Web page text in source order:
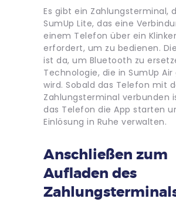
Es gibt ein Zahlungsterminal,
SumUp Lite, das eine
einem Telefon über ein
erfordert, um zu bedienen.
ist da, um Bluetooth zu
Technologie, die in SumUp
wird. Sobald das Telefon mit
Zahlungsterminal verbunden
das Telefon die App starten
Einlösung in Ruhe verwalten.
Anschließen zum
Aufladen des